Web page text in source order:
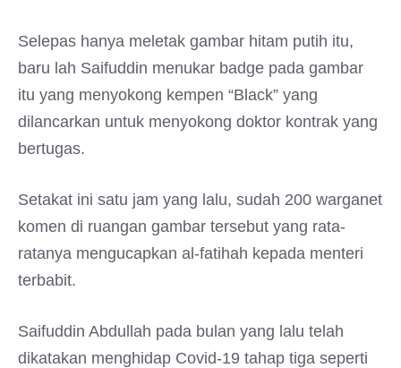
Selepas hanya meletak gambar hitam putih itu,
baru lah Saifuddin menukar badge pada gambar
itu yang menyokong kempen “Black” yang
dilancarkan untuk menyokong doktor kontrak yang
bertugas.
Setakat ini satu jam yang lalu, sudah 200 warganet
komen di ruangan gambar tersebut yang rata-
ratanya mengucapkan al-fatihah kepada menteri
terbabit.
Saifuddin Abdullah pada bulan yang lalu telah
dikatakan menghidap Covid-19 tahap tiga seperti